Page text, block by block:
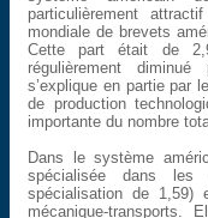
particulièrement
mondiale de brevets
Cette part était de
régulièrement
s’explique en partie par
de production
importante du nombre
Dans le système
spécialisée dans les
spécialisation de 1,59)
mécanique-transports.